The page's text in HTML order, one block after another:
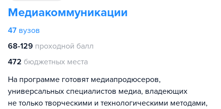
Медиакоммуникации
47 вузов
68-129 проходной балл
472 бюджетных места
На программе готовят медиапродюсеров,
универсальных специалистов медиа, владеющих
не только творческими и технологическими методами,